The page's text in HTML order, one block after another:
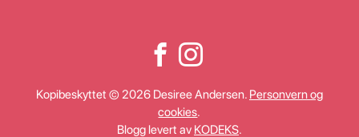
Kopibeskyttet © 2026 Desiree Andersen. Personvern og
cookies.
Blogg levert av KODEKS.